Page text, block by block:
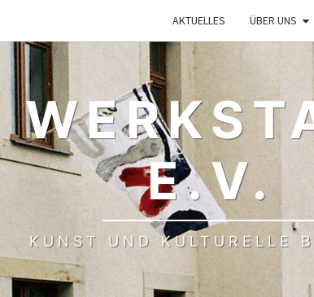
AKTUELLES ÜBER UNS
E.V.
KUNST UND KULTURELLE